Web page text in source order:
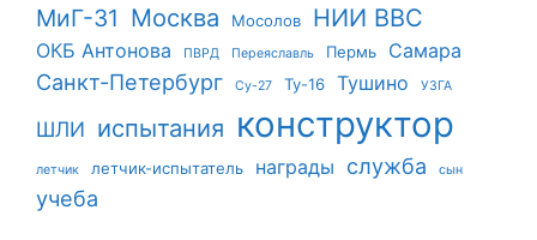
МиГ-31 Москва Мосолов НИИ ВВС
ОКБ Антонова ПВРД Переяславль Пермь Самара
Санкт-Петербург Су-27 Ту-16 Тушино УЗГА
ШЛИ испытания конструктор
летчик летчик-испытатель награды служба сын
учеба